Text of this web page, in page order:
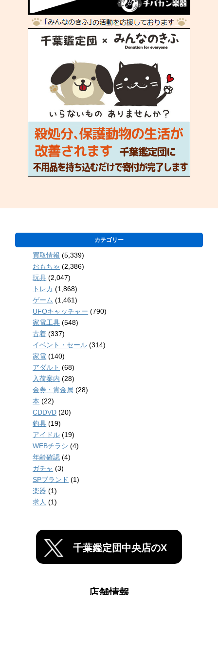
カテゴリー
買取情報 (5,339)
おもちゃ (2,386)
玩具 (2,047)
トレカ (1,868)
ゲーム (1,461)
UFOキャッチャー (790)
家電工具 (548)
古着 (337)
イベント・セール (314)
家電 (140)
アダルト (68)
入荷案内 (28)
金券・貴金属 (28)
本 (22)
CDDVD (20)
釣具 (19)
アイドル (19)
WEBチラシ (4)
年齢確認 (4)
ガチャ (3)
SPブランド (1)
楽器 (1)
求人 (1)
千葉鑑定団中央店のX
店舗情報